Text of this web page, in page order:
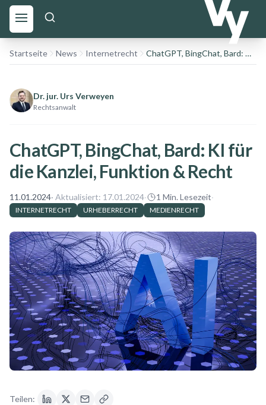
Startseite News Internetrecht ChatGPT, BingChat, Bard: KI für die Kanzlei, Funktion & Recht
Dr. jur. Urs Verweyen
Rechtsanwalt
ChatGPT, BingChat, Bard: KI für
die Kanzlei, Funktion & Recht
11.01.2024· Aktualisiert: 17.01.2024· 1 Min. Lesezeit·
INTERNETRECHT URHEBERRECHT MEDIENRECHT
Teilen: